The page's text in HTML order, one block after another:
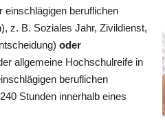
einschlägigen beruflichen
z. B. Soziales Jahr, Zivildienst,
oder
allgemeine Hochschulreife in
beruflichen
Stunden innerhalb eines